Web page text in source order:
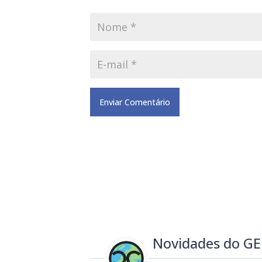
Novidades do